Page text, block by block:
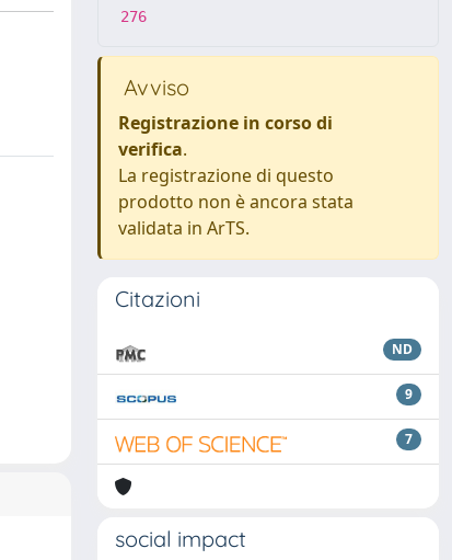
276
Avviso
Registrazione in corso di
verifica.
La registrazione di questo
prodotto non è ancora stata
validata in ArTS.
Citazioni
ND
9
7
social impact